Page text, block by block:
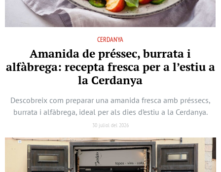
CERDANYA
Amanida de préssec, burrata i
alfàbrega: recepta fresca per a l’estiu a
la Cerdanya
Descobreix com preparar una amanida fresca amb préssecs,
burrata i alfàbrega, ideal per als dies d’estiu a la Cerdanya.
30 juliol del 2026